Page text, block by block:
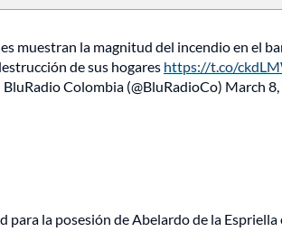
muestran la magnitud del incendio en el
de sus hogares https://t.co/
Colombia (@BluRadioCo) March
para la posesión de Abelardo de la